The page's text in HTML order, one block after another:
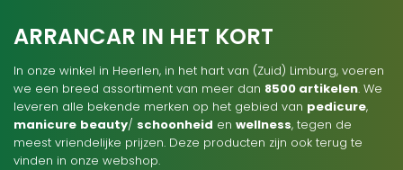
ARRANCAR IN HET KORT
In onze winkel in Heerlen, in het hart van (Zuid) Limburg, voeren
we een breed assortiment van meer dan 8500 artikelen. We
leveren alle bekende merken op het gebied van pedicure,
manicure beauty/ schoonheid en wellness, tegen de
meest vriendelijke prijzen. Deze producten zijn ook terug te
vinden in onze webshop.